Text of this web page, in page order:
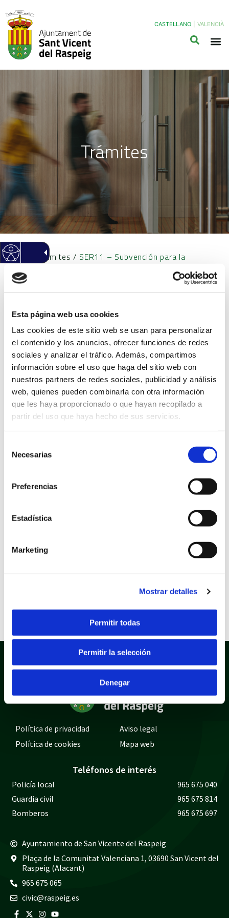
Esta página web usa cookies
Las cookies de este sitio web se usan para personalizar
el contenido y los anuncios, ofrecer funciones de redes
sociales y analizar el tráfico. Además, compartimos
información sobre el uso que haga del sitio web con
nuestros partners de redes sociales, publicidad y análisis
web, quienes pueden combinarla con otra información
que les haya proporcionado o que hayan recopilado a
partir del uso que haya hecho de sus servicios.
Necesarias
Preferencias
Estadística
Marketing
Mostrar detalles
Permitir todas
Permitir la selección
Denegar
CASTELLANO VALENCIÀ
Trámites
Inicio Trámites / SER11 – Subvención para la
adquisición de material escolar, libros y material de
soporte para la formación online como apoyo a las
familias con menores en situación de vulnerabilidad
SER11 – Subvención para
la adquisición de material
escolar, libros y material de
soporte para la formación
online como apoyo a las
familias con menores en
situación de vulnerabilidad
10/09/2026
16/10/2026
Política de privacidad
Aviso legal
Política de cookies
Mapa web
Teléfonos de interés
Policía local
965 675 040
Guardia civil
965 675 814
Bomberos
965 675 697
Ayuntamiento de San Vicente del Raspeig
Plaça de la Comunitat Valenciana 1, 03690 San Vicent del
Raspeig (Alacant)
965 675 065
civic@raspeig.es